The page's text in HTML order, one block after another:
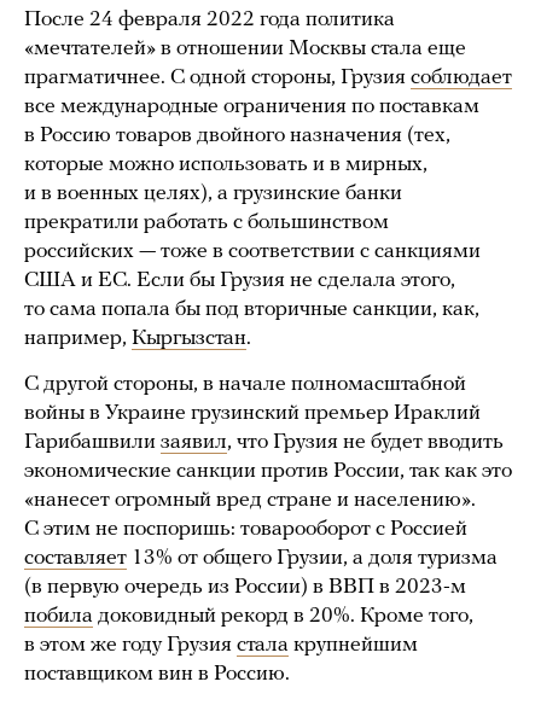
После 24 февраля 2022 года политика
«мечтателей» в отношении Москвы стала еще
прагматичнее. С одной стороны, Грузия соблюдает
все международные ограничения по поставкам
в Россию товаров двойного назначения (тех,
которые можно использовать и в мирных,
и в военных целях), а грузинские банки
прекратили работать с большинством
российских — тоже в соответствии с санкциями
США и ЕС. Если бы Грузия не сделала этого,
то сама попала бы под вторичные санкции, как,
например, Кыргызстан.
С другой стороны, в начале полномасштабной
войны в Украине грузинский премьер Ираклий
Гарибашвили заявил, что Грузия не будет вводить
экономические санкции против России, так как это
«нанесет огромный вред стране и населению».
С этим не поспоришь: товарооборот с Россией
составляет 13% от общего Грузии, а доля туризма
(в первую очередь из России) в ВВП в 2023-м
побила доковидный рекорд в 20%. Кроме того,
в этом же году Грузия стала крупнейшим
поставщиком вин в Россию.